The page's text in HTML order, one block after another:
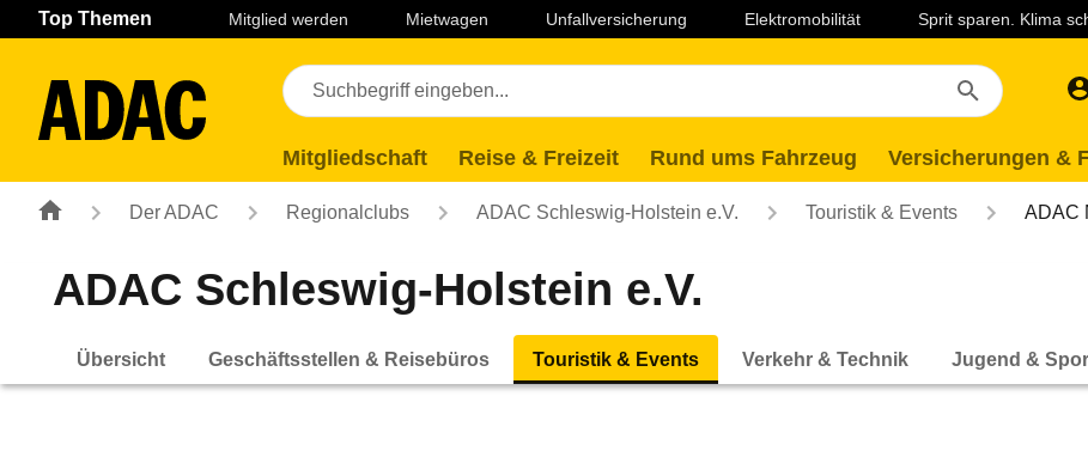
Navigation Seiteninhalt Fußzeile
Top Themen Mitglied werden Mietwagen Unfallversicherung Elektromobilität Sprit sparen. Klima
Mitgliedschaft Reise & Freizeit Rund ums Fahrzeug Versicherungen &
Der ADAC Regionalclubs ADAC Schleswig-Holstein e.V. Touristik & Events ADAC
ADAC Schleswig-Holstein e.V.
Übersicht Geschäftsstellen & Reisebüros Touristik & Events Verkehr & Technik Jugend &